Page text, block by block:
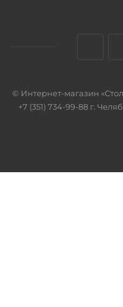
© Интернет-магазин
+7 (351) 734-99-88 г.